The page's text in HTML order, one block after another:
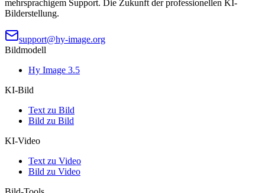
mehrsprachigem Support. Die Zukunft der professionellen KI-
Bilderstellung.
support@hy-image.org
Bildmodell
Hy Image 3.5
KI-Bild
Text zu Bild
Bild zu Bild
KI-Video
Text zu Video
Bild zu Video